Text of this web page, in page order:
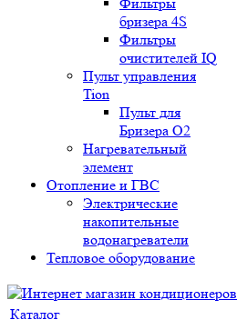
бризера 4S
Фильтры
очистителей IQ
Пульт управления
Tion
Пульт для
Бризера O2
Нагревательный
элемент
Отопление и ГВС
Электрические
накопительные
водонагреватели
Тепловое оборудование
Каталог